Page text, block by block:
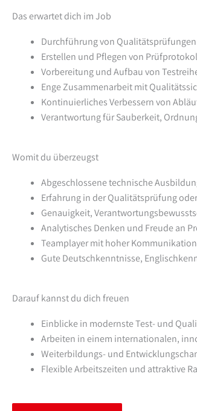
Das erwartet dich im Job
Durchführung von
Erstellen und Pflegen von
Vorbereitung und Aufbau von
Enge Zusammenarbeit mit
Kontinuierliches Verbessern von
Verantwortung für Sauberkeit,
Womit du überzeugst
Abgeschlossene technische
Erfahrung in der Qualitätsprüfung
Genauigkeit,
Analytisches Denken und Freude an
Teamplayer mit hoher
Gute Deutschkenntnisse,
Darauf kannst du dich freuen
Einblicke in modernste Test- und
Arbeiten in einem internationalen,
Weiterbildungs- und
Flexible Arbeitszeiten und attraktive